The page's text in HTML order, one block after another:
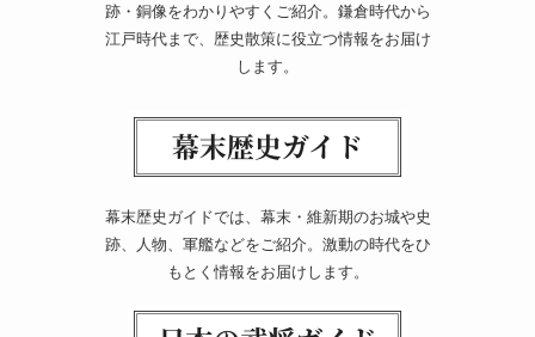
跡・銅像をわかりやすくご紹介。鎌倉時代から
江戸時代まで、歴史散策に役立つ情報をお届け
します。
幕末歴史ガイドでは、幕末・維新期のお城や史
跡、人物、軍艦などをご紹介。激動の時代をひ
もとく情報をお届けします。